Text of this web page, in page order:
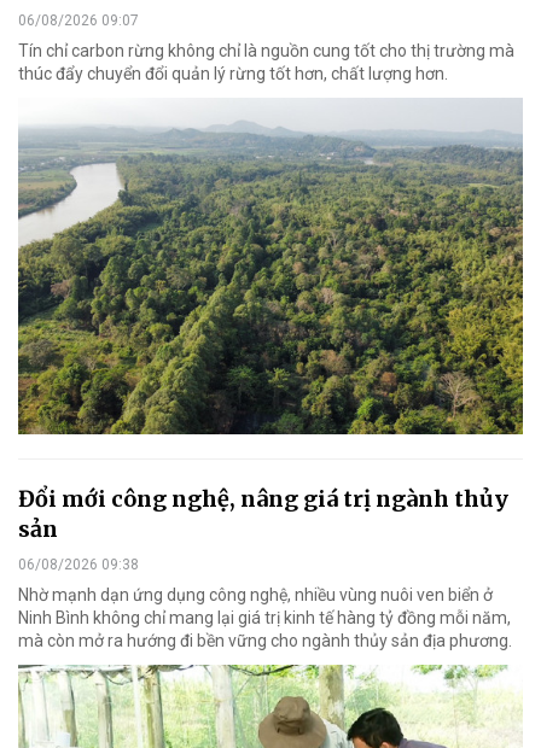
06/08/2026 09:07
Tín chỉ carbon rừng không chỉ là nguồn cung tốt cho thị trường mà
thúc đẩy chuyển đổi quản lý rừng tốt hơn, chất lượng hơn.
Đổi mới công nghệ, nâng giá trị ngành thủy
sản
06/08/2026 09:38
Nhờ mạnh dạn ứng dụng công nghệ, nhiều vùng nuôi ven biển ở
Ninh Bình không chỉ mang lại giá trị kinh tế hàng tỷ đồng mỗi năm,
mà còn mở ra hướng đi bền vững cho ngành thủy sản địa phương.